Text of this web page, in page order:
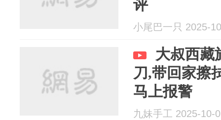
评
小尾巴一只 2025-
大叔西藏
刀,带回家擦
马上报警
九妹手工 2025-10-